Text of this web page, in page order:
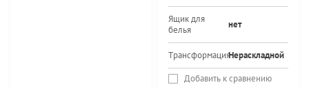
Ящик для
белья
нет
ТрансформацияНераскладной
Добавить к сравнению